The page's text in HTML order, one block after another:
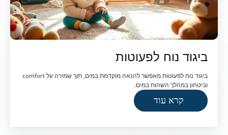
ביגוד נוח לפעוטות
ביגוד נוח לפעוטות מאפשר להנאה מוקדמת במים, תוך שמירה על comfort
וביטחון במהלך השהות במים.
קרא עוד